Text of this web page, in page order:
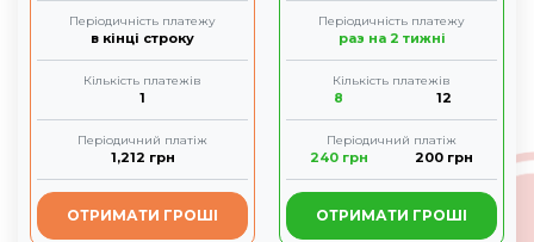
Періодичність платежу
в кінці строку
Кількість платежів
1
Періодичний платіж
1,212 грн
ОТРИМАТИ ГРОШІ
Періодичність платежу
раз на 2 тижні
Кількість платежів
8 12
Періодичний платіж
240грн 200 грн
ОТРИМАТИ ГРОШІ